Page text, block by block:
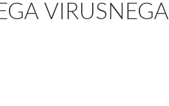
VIRUSNEGA